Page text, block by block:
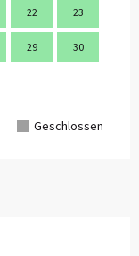
22 23
29 30
Geschlossen